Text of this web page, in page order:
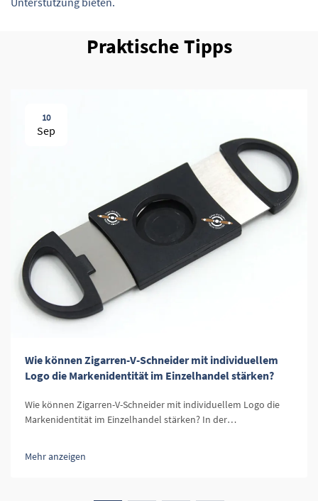
Praktische Tipps
10
Sep
Wie können Zigarren-V-Schneider mit individuellem
Logo die Markenidentität im Einzelhandel stärken?
Wie können Zigarren-V-Schneider mit individuellem Logo die
Markenidentität im Einzelhandel stärken? In der
individuellem Logo, wie beispielsweise Zigarren-V-Schneider,
Mehr anzeigen